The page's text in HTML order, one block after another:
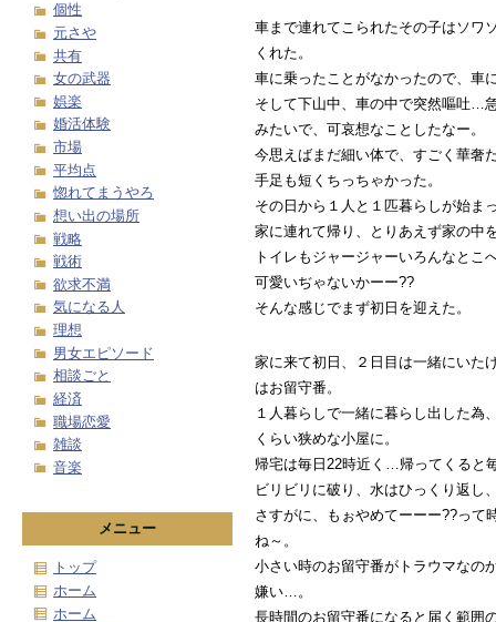
車まで連れてこられたその子はソワ
くれた。
車に乗ったことがなかったので、車
そして下山中、車の中で突然嘔吐…
みたいで、可哀想なことしたなー。
今思えばまだ細い体で、すごく華奢
手足も短くちっちゃかった。
その日から１人と１匹暮らしが始ま
家に連れて帰り、とりあえず家の中
トイレもジャージャーいろんなとこ
可愛いぢゃないかーー??
そんな感じでまず初日を迎えた。
家に来て初日、２日目は一緒にいた
はお留守番。
１人暮らしで一緒に暮らし出した
くらい狭めな小屋に。
帰宅は毎日22時近く…帰ってくると
ビリビリに破り、水はひっくり返
さすがに、もぉやめてーーー??って
ね～。
小さい時のお留守番がトラウマなの
嫌い…。
長時間のお留守番になると届く範囲
個性
元さや
共有
女の武器
娯楽
婚活体験
市場
平均点
惚れてまうやろ
想い出の場所
戦略
戦術
欲求不満
気になる人
理想
男女エピソード
相談ごと
経済
職場恋愛
雑談
音楽
メニュー
トップ
ホーム
ホーム